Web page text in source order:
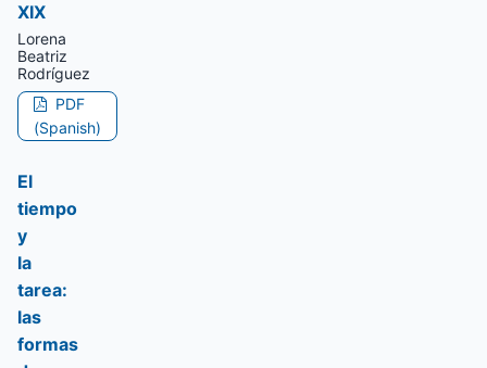
XIX
Lorena
Beatriz
Rodríguez
PDF
(Spanish)
El
tiempo
y
la
tarea:
las
formas